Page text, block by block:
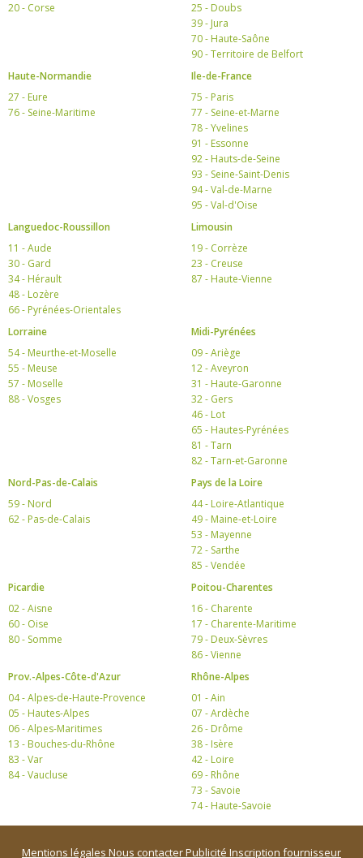
20 - Corse
25 - Doubs
39 - Jura
70 - Haute-Saône
90 - Territoire de Belfort
Haute-Normandie
27 - Eure
76 - Seine-Maritime
Ile-de-France
75 - Paris
77 - Seine-et-Marne
78 - Yvelines
91 - Essonne
92 - Hauts-de-Seine
93 - Seine-Saint-Denis
94 - Val-de-Marne
95 - Val-d'Oise
Languedoc-Roussillon
11 - Aude
30 - Gard
34 - Hérault
48 - Lozère
66 - Pyrénées-Orientales
Limousin
19 - Corrèze
23 - Creuse
87 - Haute-Vienne
Lorraine
54 - Meurthe-et-Moselle
55 - Meuse
57 - Moselle
88 - Vosges
Midi-Pyrénées
09 - Ariège
12 - Aveyron
31 - Haute-Garonne
32 - Gers
46 - Lot
65 - Hautes-Pyrénées
81 - Tarn
82 - Tarn-et-Garonne
Nord-Pas-de-Calais
59 - Nord
62 - Pas-de-Calais
Pays de la Loire
44 - Loire-Atlantique
49 - Maine-et-Loire
53 - Mayenne
72 - Sarthe
85 - Vendée
Picardie
02 - Aisne
60 - Oise
80 - Somme
Poitou-Charentes
16 - Charente
17 - Charente-Maritime
79 - Deux-Sèvres
86 - Vienne
Prov.-Alpes-Côte-d'Azur
04 - Alpes-de-Haute-Provence
05 - Hautes-Alpes
06 - Alpes-Maritimes
13 - Bouches-du-Rhône
83 - Var
84 - Vaucluse
Rhône-Alpes
01 - Ain
07 - Ardèche
26 - Drôme
38 - Isère
42 - Loire
69 - Rhône
73 - Savoie
74 - Haute-Savoie
Mentions légales Nous contacterPublicité Inscription fournisseur